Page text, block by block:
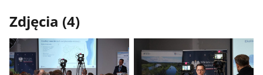
Zdjęcia (4)